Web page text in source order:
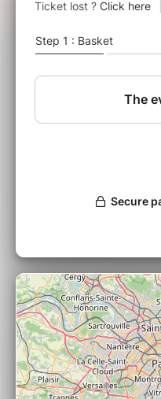
syllabes franches,
autre. Chez elle se
‘enfance, une
capacité à passer
pour mieux
un parfum de
Couleurs,
fondamental. Se
sensations auditives
son. Telles des
une note, une
entrouvrir la porte
des sons inhabituels,
qui nous tiennent au